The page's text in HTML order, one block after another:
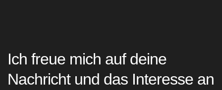
Ich freue mich auf deine
Nachricht und das Interesse an